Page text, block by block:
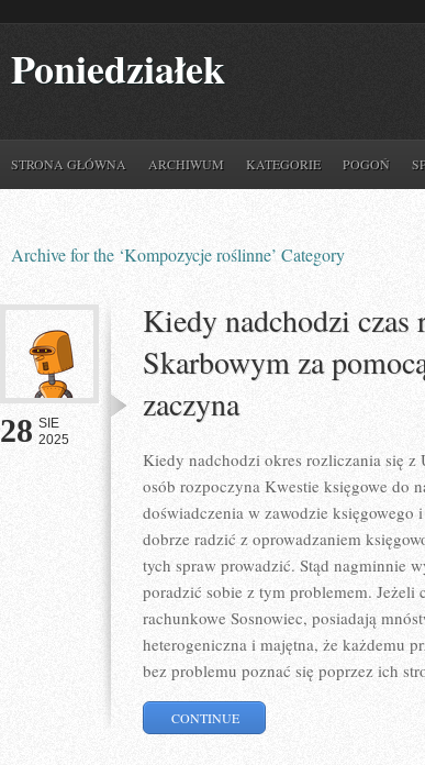
Poniedziałek
STRONA GŁÓWNA ARCHIWUM KATEGORIE POGOŃ
Archive for the ‘Kompozycje roślinne’ Category
28 SIE
2025
Kiedy nadchodzi czas
Skarbowym za
zaczyna
Kiedy nadchodzi okres rozliczania się z
osób rozpoczyna Kwestie księgowe do
doświadczenia w zawodzie
dobrze radzić z oprowadzaniem
tych spraw prowadzić. Stąd nagminnie
poradzić sobie z tym problemem. Jeżeli
rachunkowe Sosnowiec, posiadają
heterogeniczna i majętna, że każdemu
bez problemu poznać się poprzez ich
CONTINUE